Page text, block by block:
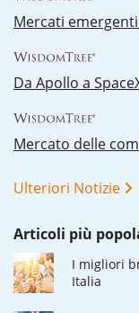
Mercati
Da Apollo a
Mercato delle
Ulteriori Notizie
Articoli più
I migliori
Italia